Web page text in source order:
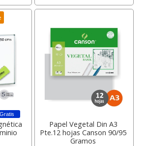
Papel Vegetal Din A3
Pte.12 hojas Canson 90/95
Gramos